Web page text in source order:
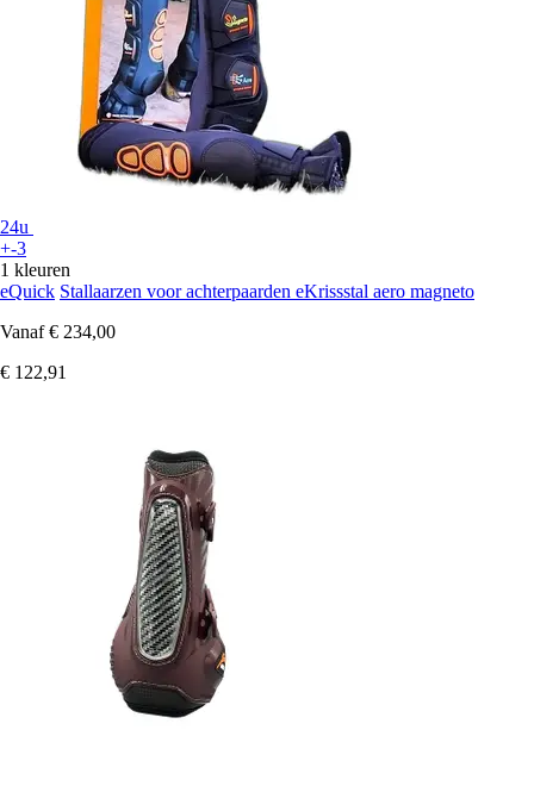
24u
+-3
1 kleuren
eQuick Stallaarzen voor achterpaarden eKrissstal aero magneto
Vanaf € 234,00
€ 122,91